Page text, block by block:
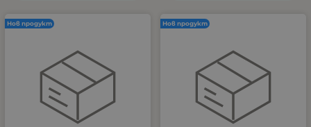
Нов продукт Нов продукт